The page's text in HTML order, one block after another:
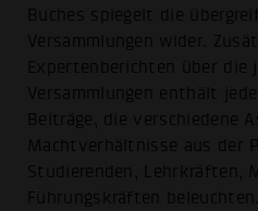
Buches spiegelt die
Versammlungen wider.
Expertenberichten über die
Versammlungen enthält
Beiträge, die verschiedene
Machtverhältnisse aus der
Studierenden, Lehrkräften,
Führungskräften beleuchten.